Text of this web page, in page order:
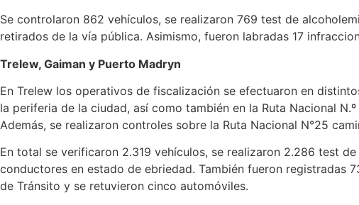
Se controlaron 862 vehículos, se realizaron 769 test de
retirados de la vía pública. Asimismo, fueron labradas 17
Trelew, Gaiman y Puerto Madryn
En Trelew los operativos de fiscalización se efectuaron en
la periferia de la ciudad, así como también en la Ruta Nacional
Además, se realizaron controles sobre la Ruta Nacional N°25
En total se verificaron 2.319 vehículos, se realizaron 2.286 test
conductores en estado de ebriedad. También fueron registradas
de Tránsito y se retuvieron cinco automóviles.